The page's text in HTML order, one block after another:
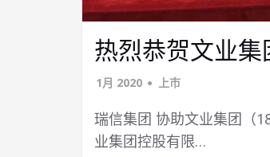
热烈恭贺文业集
1月 2020 上市
瑞信集团 协助文业集团（
业集团控股有限…